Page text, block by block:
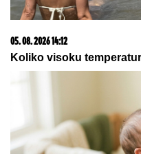
Ne
čitaju